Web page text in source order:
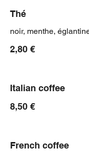
Thé
noir, menthe,
2,80 €
Italian coffee
8,50 €
French coffee